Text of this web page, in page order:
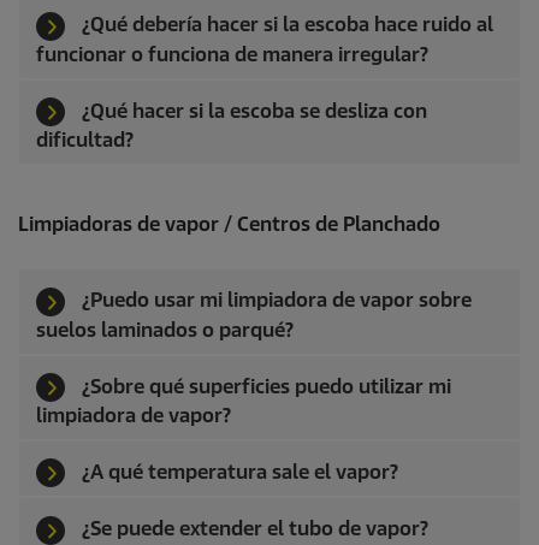
¿Qué debería hacer si la escoba hace ruido al
funcionar o funciona de manera irregular?
¿Qué hacer si la escoba se desliza con
dificultad?
Limpiadoras de vapor / Centros de Planchado
¿Puedo usar mi limpiadora de vapor sobre
suelos laminados o parqué?
¿Sobre qué superficies puedo utilizar mi
limpiadora de vapor?
¿A qué temperatura sale el vapor?
¿Se puede extender el tubo de vapor?